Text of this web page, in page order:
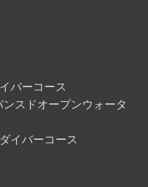
バーコース
スドオープンウォータ
イバーコース